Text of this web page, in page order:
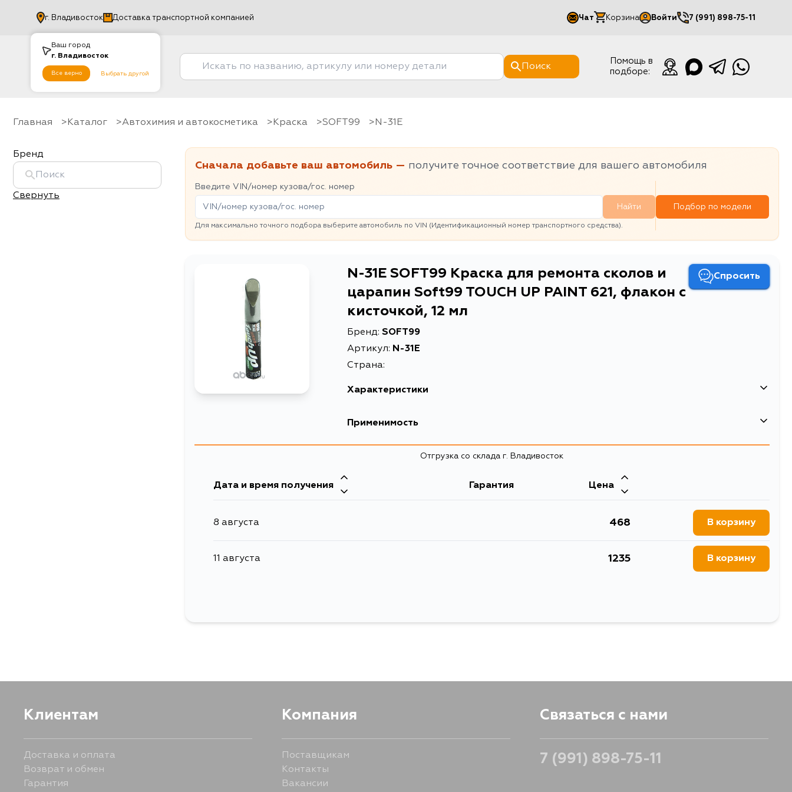
Ваш город
г. Владивосток
Все верно Выбрать другой
г. Владивосток Доставка транспортной компанией Чат Корзина Войти
Мой кабинет
7 (991) 898-75-11
Поиск
Помощь в
подборе:
Главная Каталог Автохимия и автокосметика Краска SOFT99 N-31E
Бренд
Свернуть
Сначала добавьте ваш автомобиль — получите точное соответствие для вашего автомобиля
Введите VIN/номер кузова/гос. номер
Найти
Для максимально точного подбора выберите автомобиль по VIN (Идентификационный номер транспортного средства).
Подбор по модели
N-31E SOFT99 Краска для ремонта сколов и
царапин Soft99 TOUCH UP PAINT 621, флакон с
кисточкой, 12 мл
Спросить
Бренд: SOFT99
Артикул: N-31E
Страна:
Характеристики
EAN-13 4975759172314
Описание
кисточкой, 12 мл
Применимость
Отгрузка со склада г. Владивосток
Дата и время получения Гарантия Цена
8 августа 468 В корзину
11 августа 1235 В корзину
Клиентам
Доставка и оплата
Возврат и обмен
Гарантия
Компания
Поставщикам
Контакты
Вакансии
Связаться с нами
7 (991) 898-75-11